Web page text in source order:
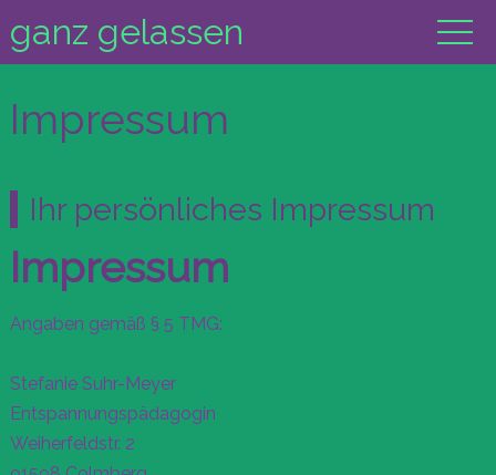
ganz gelassen
Impressum
Ihr persönliches Impressum
Impressum
Angaben gemäß § 5 TMG:
Stefanie Suhr-Meyer
Entspannungspädagogin
Weiherfeldstr. 2